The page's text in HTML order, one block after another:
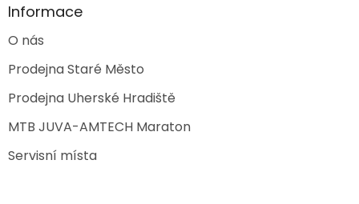
Informace
O nás
Prodejna Staré Město
Prodejna Uherské Hradiště
MTB JUVA-AMTECH Maraton
Servisní místa